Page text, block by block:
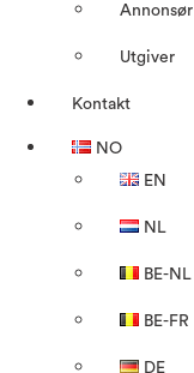
Annonsør
Utgiver
Kontakt
NO
EN
NL
BE-NL
BE-FR
DE